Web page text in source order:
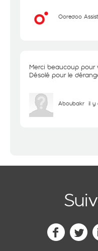
Ooredoo
Merci beaucoup pour
Désolé pour le
Aboubakr il y